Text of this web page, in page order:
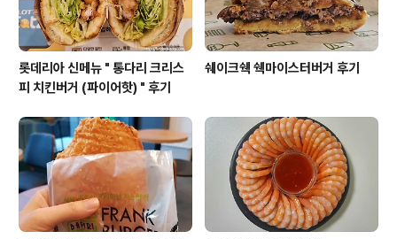
롯데리아 신메뉴 " 통다리 크리스
피 치킨버거 (파이어핫) " 후기
쉐이크쉑 쉑마이스터버거 후기